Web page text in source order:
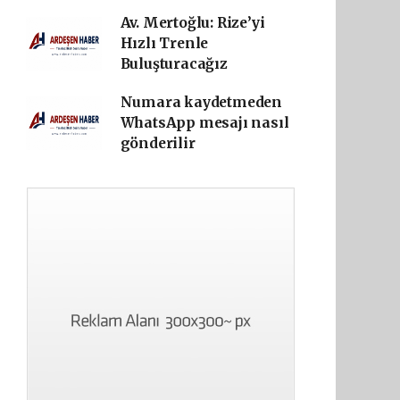
Av. Mertoğlu: Rize’yi
Hızlı Trenle
Buluşturacağız
Numara kaydetmeden
WhatsApp mesajı nasıl
gönderilir